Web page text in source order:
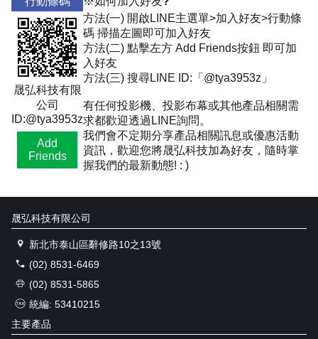
晟弘科技有限
公司
ID:@tya3953z
Add
Friends
方法(一) 開啟LINE主選單>加入好友>行動條
碼 掃描左圖即可加入好友
方法(二) 點擊左方 Add Friends按鈕 即可加
入好友
方法(三) 搜尋LINE ID:「@tya3953z」
有任何投影機、投影布幕或其他產品相關需
求都歡迎透過LINE詢問。
我們會不定期分享產品相關訊息或優惠活動
資訊，歡迎您將晟弘科技加為好友，隨時掌
握我們的最新動態! : )
晟弘科技有限公司
新北市泰山區辭修路10之13號
(02) 8531-6469
(02) 8531-5865
統編: 53410215
主要產品